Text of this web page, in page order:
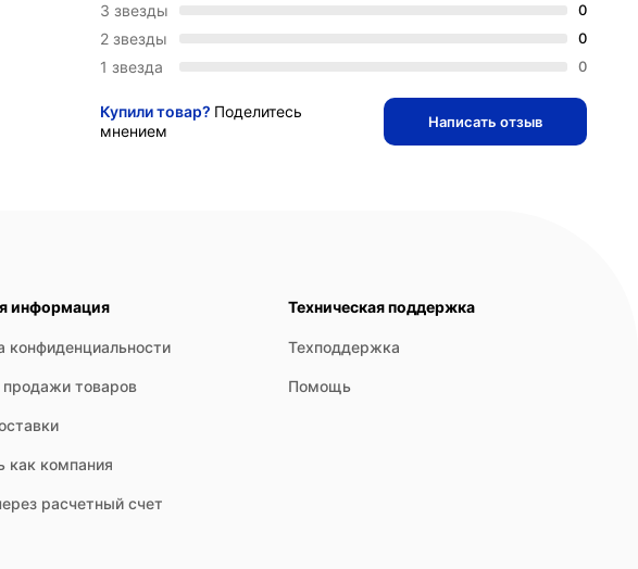
3 звезды 0
2 звезды 0
1 звезда 0
Купили товар? Поделитесь
мнением
Написать отзыв
информация
конфиденциальности
продажи товаров
как компания
расчетный счет
Техническая поддержка
Техподдержка
Помощь